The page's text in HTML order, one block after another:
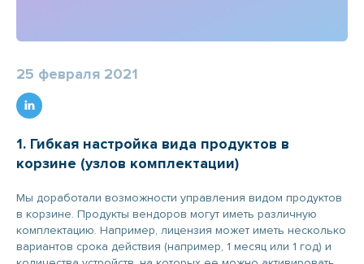
25 февраля 2021
1. Гибкая настройка вида продуктов в
корзине (узлов комплектации)
Мы доработали возможности управления видом продуктов
в корзине. Продукты вендоров могут иметь различную
комплектацию. Например, лицензия может иметь несколько
вариантов срока действия (например, 1 месяц или 1 год) и